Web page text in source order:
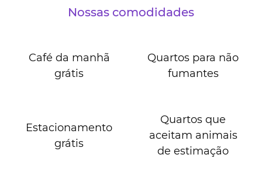
Nossas comodidades
Café da manhã
grátis
Quartos para não
fumantes
Estacionamento
grátis
Quartos que
aceitam animais
de estimação